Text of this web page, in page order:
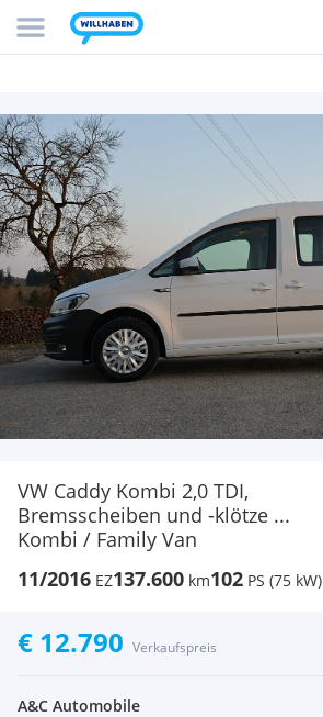
VW Caddy Kombi 2,0 TDI,
Bremsscheiben und -klötze ...
Kombi / Family Van
11/2016 EZ137.600 km102 PS (75 kW)
€ 12.790 Verkaufspreis
A&C Automobile